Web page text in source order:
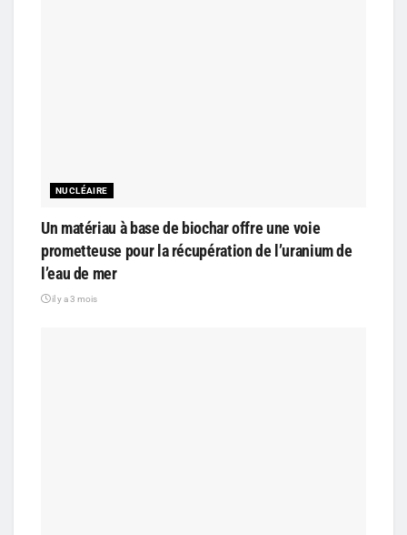
NUCLÉAIRE
Un matériau à base de biochar offre une voie
prometteuse pour la récupération de l’uranium de
l’eau de mer
il y a 3 mois